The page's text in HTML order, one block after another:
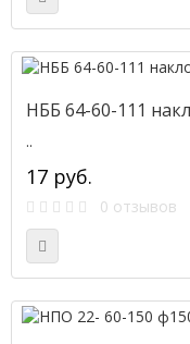
НББ 64-60-111
..
17 руб.
0 отзывов